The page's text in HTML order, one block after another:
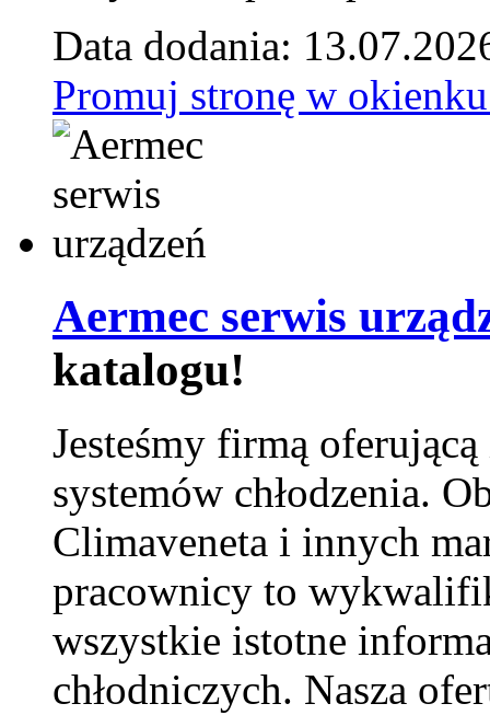
Data dodania:
Promuj stronę w
Aermec serwis
katalogu!
Jesteśmy firmą
systemów chłodzenia.
Climaveneta i innych
pracownicy to
wszystkie istotne
chłodniczych. Nasza